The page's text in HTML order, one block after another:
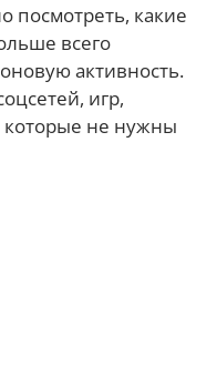
посмотреть, какие
всего
активность.
игр,
которые не нужны